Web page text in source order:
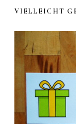
VIELLEICHT